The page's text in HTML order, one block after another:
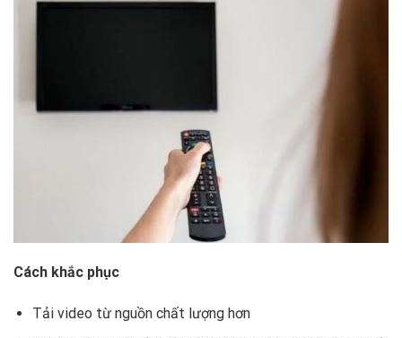
Cách khắc phục
Tải video từ nguồn chất lượng hơn